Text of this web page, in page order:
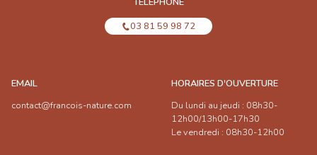
03 81 59 98 72
EMAIL
contact@francois-nature.com
HORAIRES D'OUVERTURE
Du lundi au jeudi : 08h30-
12h00/13h00-17h30
Le vendredi : 08h30-12h00